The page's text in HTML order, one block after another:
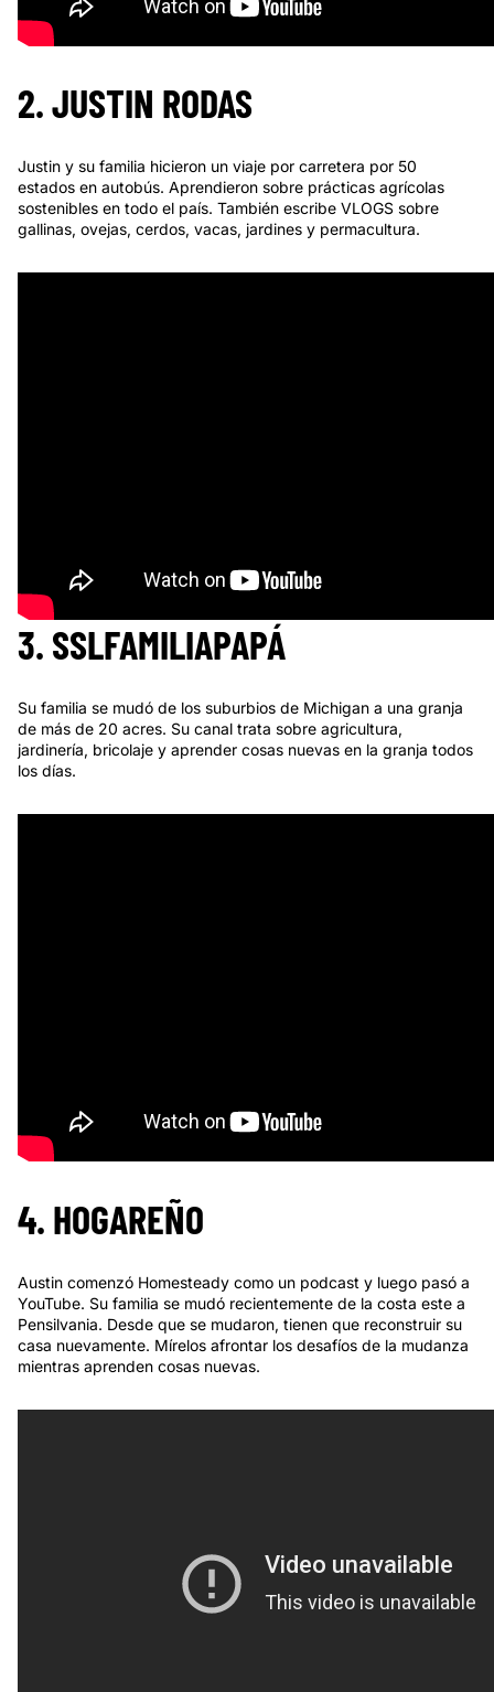
2. JUSTIN RODAS
Justin y su familia hicieron un viaje por carretera por 50
estados en autobús. Aprendieron sobre prácticas agrícolas
sostenibles en todo el país. También escribe VLOGS sobre
gallinas, ovejas, cerdos, vacas, jardines y permacultura.
3. SSLFAMILIAPAPÁ
Su familia se mudó de los suburbios de Michigan a una granja
de más de 20 acres. Su canal trata sobre agricultura,
jardinería, bricolaje y aprender cosas nuevas en la granja todos
los días.
4. HOGAREÑO
Austin comenzó Homesteady como un podcast y luego pasó a
YouTube. Su familia se mudó recientemente de la costa este a
Pensilvania. Desde que se mudaron, tienen que reconstruir su
casa nuevamente. Mírelos afrontar los desafíos de la mudanza
mientras aprenden cosas nuevas.